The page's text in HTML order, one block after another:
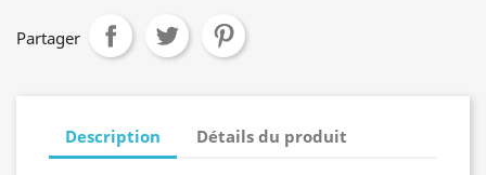
Partager
Description Détails du produit